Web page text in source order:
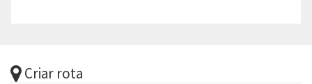
Criar rota